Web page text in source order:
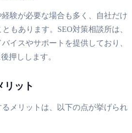
験が必要な場合も多く、自社だけ
もあります。SEO対策相談所は、
イスやサポートを提供しており、
押しします。
リット
メリットは、以下の点が挙げられ